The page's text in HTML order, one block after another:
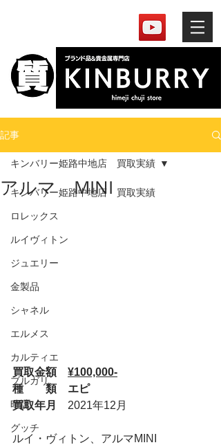
記事
キンバリー姫路中地店 買取実績
ロレックス
ルイヴィトン
ジュエリー
金製品
シャネル
エルメス
カルティエ
ブルガリ
時計
グッチ
キンバリー姫路中地店 買取実績
アルマ MINI
買取金額 ¥100,000-
種　　類　エピ
買取年月 2021年12月
ルイ・ヴィトン、アルマMINI